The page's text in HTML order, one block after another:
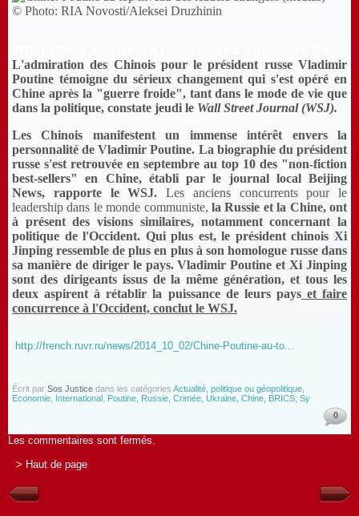
© Photo: RIA Novosti/Aleksei Druzhinin
L'admiration des Chinois pour le président russe Vladimir
Poutine témoigne du sérieux changement qui s'est opéré en
Chine après la "guerre froide", tant dans le mode de vie que
dans la politique, constate jeudi le Wall Street Journal (WSJ).
Les Chinois manifestent un immense intérêt envers la
personnalité de Vladimir Poutine. La biographie du président
russe s'est retrouvée en septembre au top 10 des "non-fiction
best-sellers" en Chine, établi par le journal local Beijing
News, rapporte le WSJ.
Les anciens concurrents pour le
leadership dans le monde communiste, la Russie et la Chine, ont
à présent des visions similaires, notamment concernant la
politique de l'Occident. Qui plus est, le président chinois Xi
Jinping ressemble de plus en plus à son homologue russe dans
sa manière de diriger le pays. Vladimir Poutine et Xi Jinping
sont des dirigeants issus de la même génération, et tous les
deux aspirent à rétablir la puissance de leurs payset faire
concurrence à l'Occident, conclut le WSJ.
http://french.ruvr.ru/news/2014_10_02/Chine-Poutine-au-to...
Écrit par Sos Justice dans les catégories Actualité, politique ou géopolitique,
Economie International Poutine, Russie, Crimée, Ukraine, Chine, BRICS; Sy
0
Les commentaires sont fermés.
> Haut de page